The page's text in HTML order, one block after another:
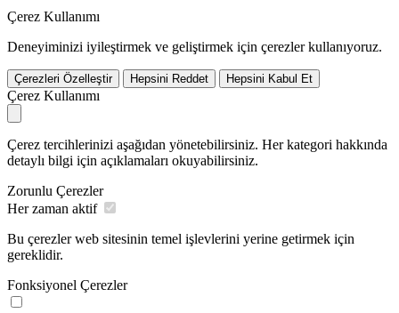
Çerez Kullanımı
Deneyiminizi iyileştirmek ve geliştirmek için çerezler kullanıyoruz.
Çerezleri Özelleştir Hepsini Reddet Hepsini Kabul Et
Çerez Kullanımı
Çerez tercihlerinizi aşağıdan yönetebilirsiniz. Her kategori hakkında
detaylı bilgi için açıklamaları okuyabilirsiniz.
Zorunlu Çerezler
Her zaman aktif
Bu çerezler web sitesinin temel işlevlerini yerine getirmek için
gereklidir.
Fonksiyonel Çerezler